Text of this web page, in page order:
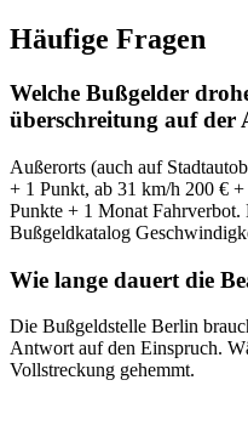
Häufige Fragen
Welche Bußgelder
überschreitung auf der
Außerorts (auch auf
+ 1 Punkt, ab 31 km/h 200 €
Punkte + 1 Monat Fahrverbot.
Bußgeldkatalog
Wie lange dauert die
Die Bußgeldstelle Berlin
Antwort auf den Einspruch.
Vollstreckung gehemmt.